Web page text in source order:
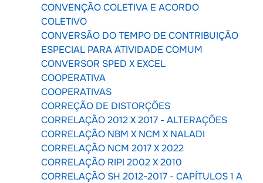
CONVENÇÃO COLETIVA E ACORDO
COLETIVO
CONVERSÃO DO TEMPO DE CONTRIBUIÇÃO
ESPECIAL PARA ATIVIDADE COMUM
CONVERSOR SPED X EXCEL
COOPERATIVA
COOPERATIVAS
CORREÇÃO DE DISTORÇÕES
CORRELAÇÃO 2012 X 2017 - ALTERAÇÕES
CORRELAÇÃO NBM X NCM X NALADI
CORRELAÇÃO NCM 2017 X 2022
CORRELAÇÃO RIPI 2002 X 2010
CORRELAÇÃO SH 2012-2017 - CAPÍTULOS 1 A